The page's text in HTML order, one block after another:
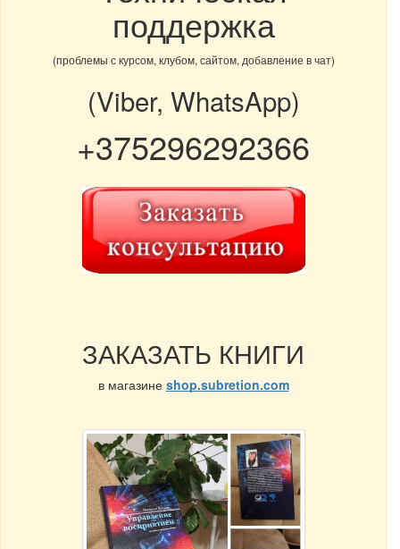
поддержка
(проблемы с курсом, клубом, сайтом, добавление в чат)
(Viber, WhatsApp)
+375296292366
ЗАКАЗАТЬ КНИГИ
в магазине shop.subretion.com